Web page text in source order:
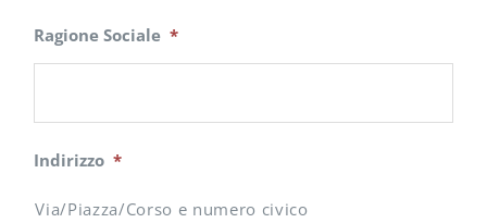
Ragione Sociale *
Indirizzo *
Via/Piazza/Corso e numero civico